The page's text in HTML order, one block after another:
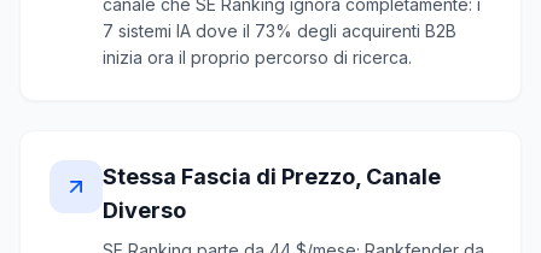
canale che SE Ranking ignora completamente: i
7 sistemi IA dove il 73% degli acquirenti B2B
inizia ora il proprio percorso di ricerca.
Stessa Fascia di Prezzo, Canale
Diverso